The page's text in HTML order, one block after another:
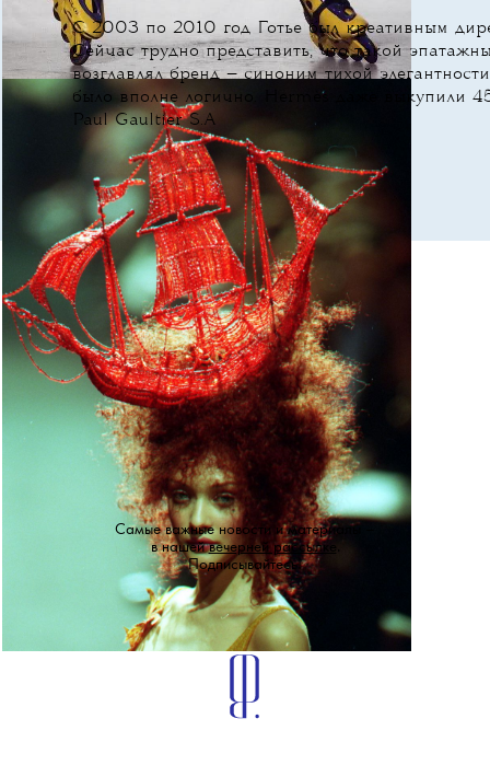
С 2003 по 2010 год Готье был креативным
Сейчас трудно представить, что такой
возглавлял бренд — синоним тихой
было вполне логично. Hermès даже выкупили
Paul Gaultier S.A
Самые важные новости и материалы –
в нашейвечерней рассылке
Подписывайтесь!